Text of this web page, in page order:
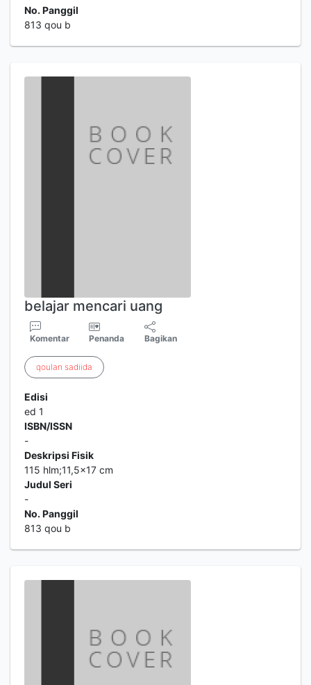
No. Panggil
813 qou b
belajar mencari uang
Komentar Penanda Bagikan
qoulan sadiida
Edisi
ed 1
ISBN/ISSN
-
Deskripsi Fisik
115 hlm;11,5x17 cm
Judul Seri
-
No. Panggil
813 qou b